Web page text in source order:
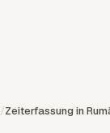
/Zeiterfassung in